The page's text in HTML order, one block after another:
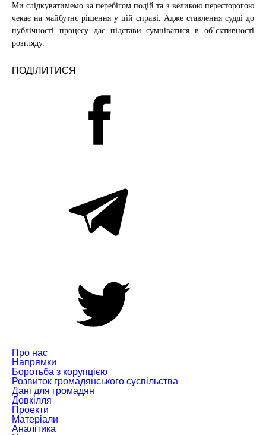
Ми слідкуватимемо за перебігом подій та з великою пересторогою
чекає на майбутнє рішення у цій справі. Адже ставлення судді до
публічності процесу дає підстави сумніватися в об’єктивності
розгляду.
ПОДІЛИТИСЯ
Про нас
Напрямки
Боротьба з корупцією
Розвиток громадянського суспільства
Дані для громадян
Довкілля
Проекти
Матеріали
Аналітика